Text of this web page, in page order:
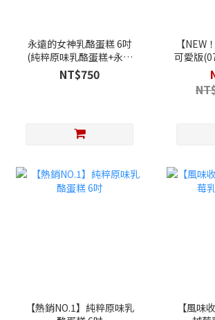
永遠的女神乳酪蛋糕 6吋
(純粹原味乳酪蛋糕+永遠
的女神賀圖)
NT$750
【NEW
可愛版
日快樂
吻輕乳
【熱銷NO.1】純粹原味乳
【風味